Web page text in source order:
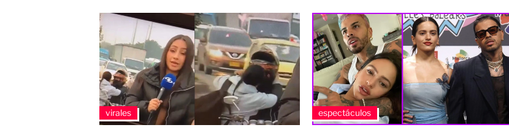
virales espectáculos